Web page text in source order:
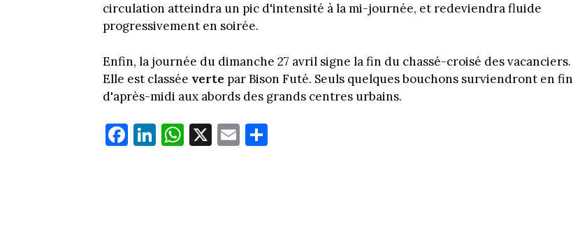
circulation atteindra un pic d'intensité à la mi-journée, et redeviendra fluide
progressivement en soirée.
Enfin, la journée du dimanche 27 avril signe la fin du chassé-croisé des vacanciers.
Elle est classée verte par Bison Futé. Seuls quelques bouchons surviendront en fin
d'après-midi aux abords des grands centres urbains.
Fa
ce
Li
nk
W
ha
X E
m